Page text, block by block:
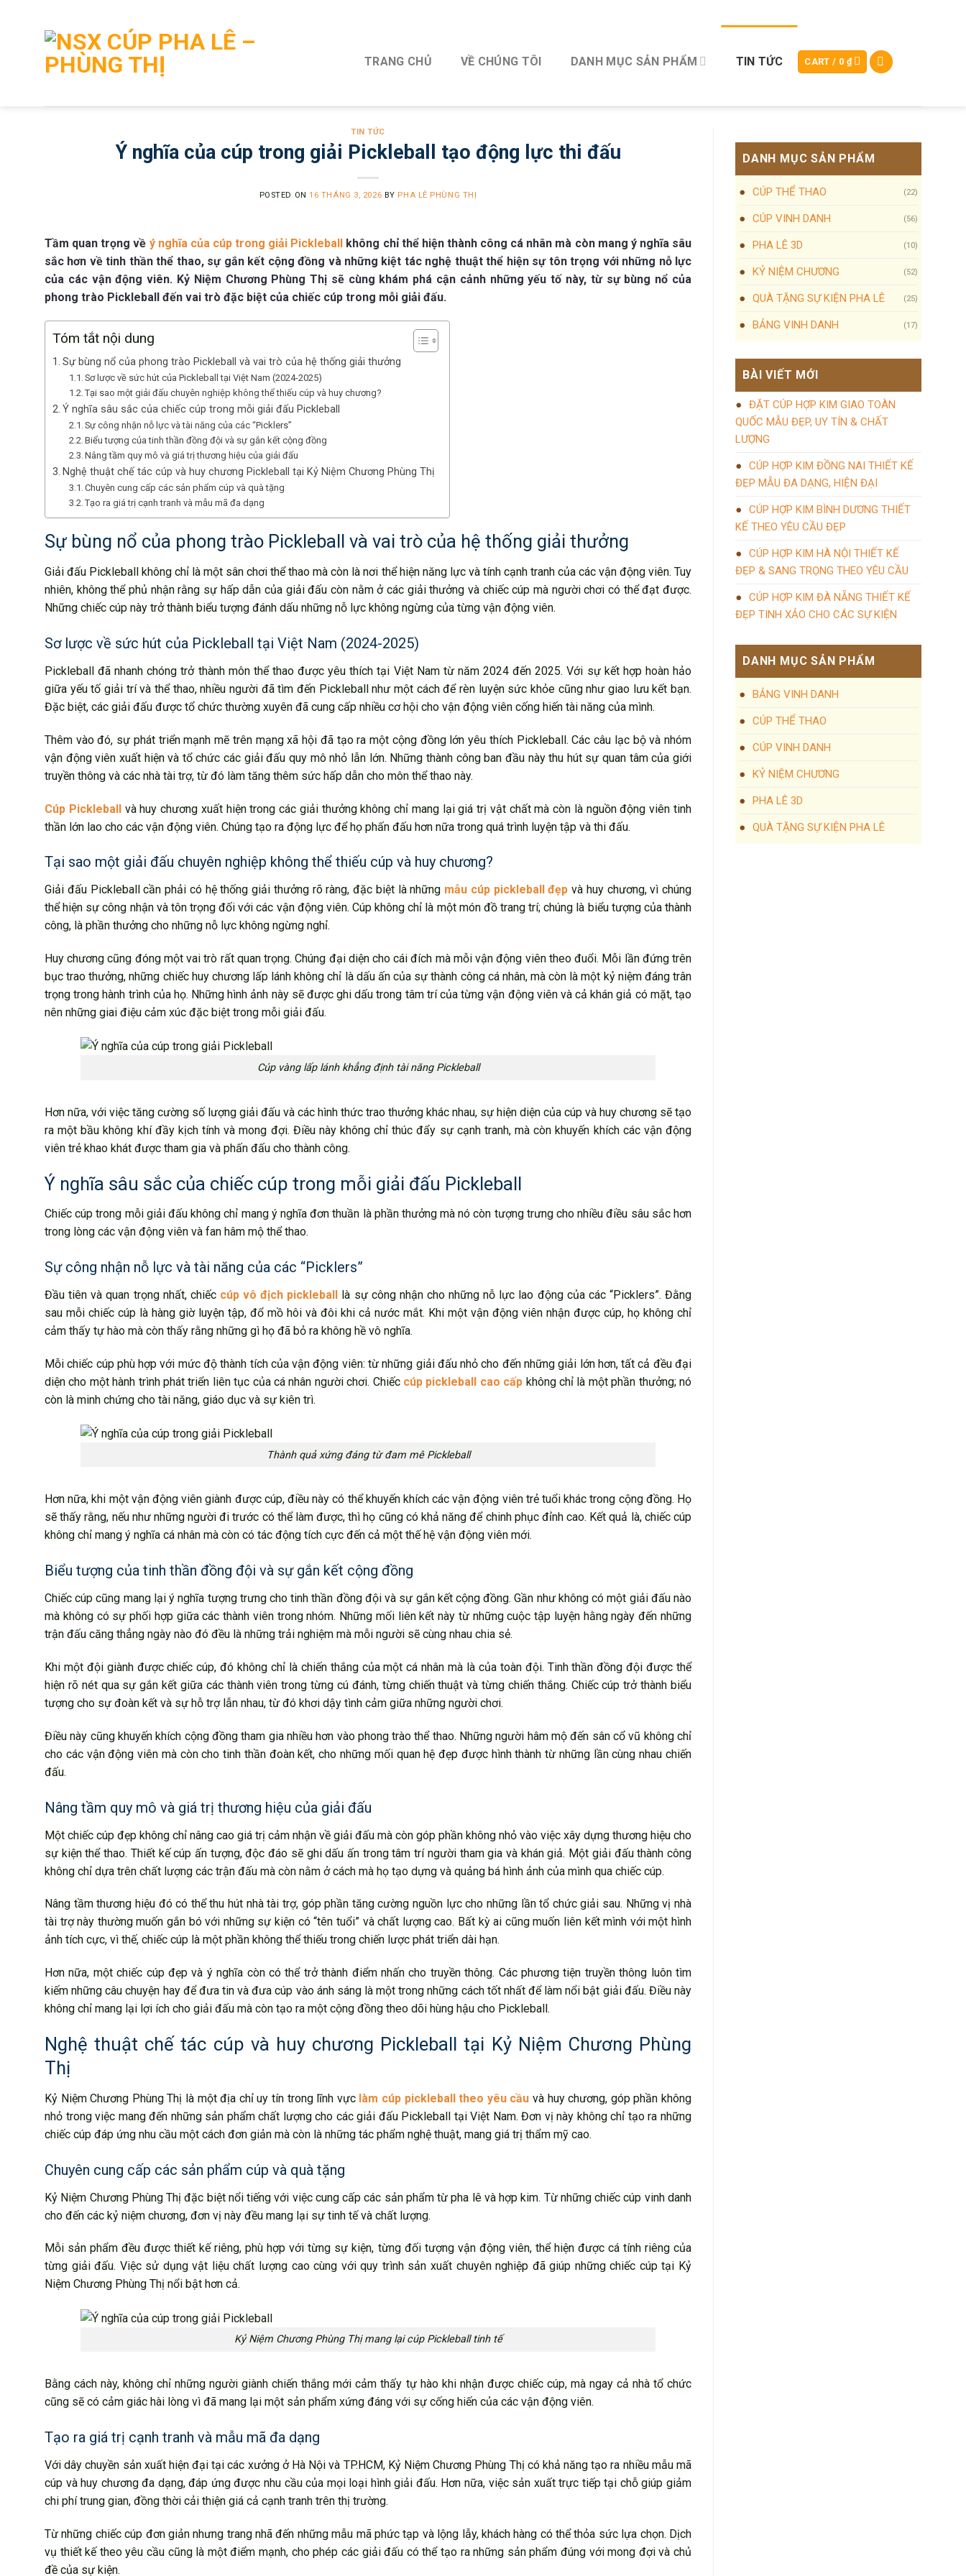
TRANG CHỦ
VỀ CHÚNG TÔI DANH MỤC SẢN PHẨM TIN TỨC CART / 0 ₫
TIN TỨC
Ý nghĩa của cúp trong giải Pickleball tạo động lực thi đấu
POSTED ON 16 THÁNG 3, 2026 BY PHA LÊ PHÙNG THỊ
Tầm quan trọng về ý nghĩa của cúp trong giải Pickleball không chỉ thể hiện thành công cá nhân mà còn mang ý nghĩa sâu
sắc hơn về tinh thần thể thao, sự gắn kết cộng đồng và những kiệt tác nghệ thuật thể hiện sự tôn trọng với những nỗ lực
của các vận động viên. Kỷ Niệm Chương Phùng Thị sẽ cùng khám phá cận cảnh những yếu tố này, từ sự bùng nổ của
phong trào Pickleball đến vai trò đặc biệt của chiếc cúp trong mỗi giải đấu.
Tóm tắt nội dung
Sự bùng nổ của phong trào Pickleball và vai trò của hệ thống giải thưởng
Sơ lược về sức hút của Pickleball tại Việt Nam (2024-2025)
Tại sao một giải đấu chuyên nghiệp không thể thiếu cúp và huy chương?
Ý nghĩa sâu sắc của chiếc cúp trong mỗi giải đấu Pickleball
Sự công nhận nỗ lực và tài năng của các “Picklers”
Biểu tượng của tinh thần đồng đội và sự gắn kết cộng đồng
Nâng tầm quy mô và giá trị thương hiệu của giải đấu
Nghệ thuật chế tác cúp và huy chương Pickleball tại Kỷ Niệm Chương Phùng Thị
Chuyên cung cấp các sản phẩm cúp và quà tặng
Tạo ra giá trị cạnh tranh và mẫu mã đa dạng
Sự bùng nổ của phong trào Pickleball và vai trò của hệ thống giải thưởng
Giải đấu Pickleball không chỉ là một sân chơi thể thao mà còn là nơi thể hiện năng lực và tính cạnh tranh của các vận động viên. Tuy
nhiên, không thể phủ nhận rằng sự hấp dẫn của giải đấu còn nằm ở các giải thưởng và chiếc cúp mà người chơi có thể đạt được.
Những chiếc cúp này trở thành biểu tượng đánh dấu những nỗ lực không ngừng của từng vận động viên.
Sơ lược về sức hút của Pickleball tại Việt Nam (2024-2025)
Pickleball đã nhanh chóng trở thành môn thể thao được yêu thích tại Việt Nam từ năm 2024 đến 2025. Với sự kết hợp hoàn hảo
giữa yếu tố giải trí và thể thao, nhiều người đã tìm đến Pickleball như một cách để rèn luyện sức khỏe cũng như giao lưu kết bạn.
Đặc biệt, các giải đấu được tổ chức thường xuyên đã cung cấp nhiều cơ hội cho vận động viên cống hiến tài năng của mình.
Thêm vào đó, sự phát triển mạnh mẽ trên mạng xã hội đã tạo ra một cộng đồng lớn yêu thích Pickleball. Các câu lạc bộ và nhóm
vận động viên xuất hiện và tổ chức các giải đấu quy mô nhỏ lẫn lớn. Những thành công ban đầu này thu hút sự quan tâm của giới
truyền thông và các nhà tài trợ, từ đó làm tăng thêm sức hấp dẫn cho môn thể thao này.
Cúp Pickleballvà huy chương xuất hiện trong các giải thưởng không chỉ mang lại giá trị vật chất mà còn là nguồn động viên tinh
thần lớn lao cho các vận động viên. Chúng tạo ra động lực để họ phấn đấu hơn nữa trong quá trình luyện tập và thi đấu.
Tại sao một giải đấu chuyên nghiệp không thể thiếu cúp và huy chương?
Giải đấu Pickleball cần phải có hệ thống giải thưởng rõ ràng, đặc biệt là những mẫu cúp pickleball đẹp và huy chương, vì chúng
thể hiện sự công nhận và tôn trọng đối với các vận động viên. Cúp không chỉ là một món đồ trang trí; chúng là biểu tượng của thành
công, là phần thưởng cho những nỗ lực không ngừng nghỉ.
Huy chương cũng đóng một vai trò rất quan trọng. Chúng đại diện cho cái đích mà mỗi vận động viên theo đuổi. Mỗi lần đứng trên
bục trao thưởng, những chiếc huy chương lấp lánh không chỉ là dấu ấn của sự thành công cá nhân, mà còn là một kỷ niệm đáng trân
trọng trong hành trình của họ. Những hình ảnh này sẽ được ghi dấu trong tâm trí của từng vận động viên và cả khán giả có mặt, tạo
nên những giai điệu cảm xúc đặc biệt trong mỗi giải đấu.
Cúp vàng lấp lánh khẳng định tài năng Pickleball
Hơn nữa, với việc tăng cường số lượng giải đấu và các hình thức trao thưởng khác nhau, sự hiện diện của cúp và huy chương sẽ tạo
ra một bầu không khí đầy kịch tính và mong đợi. Điều này không chỉ thúc đẩy sự cạnh tranh, mà còn khuyến khích các vận động
viên trẻ khao khát được tham gia và phấn đấu cho thành công.
Ý nghĩa sâu sắc của chiếc cúp trong mỗi giải đấu Pickleball
Chiếc cúp trong mỗi giải đấu không chỉ mang ý nghĩa đơn thuần là phần thưởng mà nó còn tượng trưng cho nhiều điều sâu sắc hơn
trong lòng các vận động viên và fan hâm mộ thể thao.
Sự công nhận nỗ lực và tài năng của các “Picklers”
Đầu tiên và quan trọng nhất, chiếc cúp vô địch pickleball là sự công nhận cho những nỗ lực lao động của các “Picklers”. Đằng
sau mỗi chiếc cúp là hàng giờ luyện tập, đổ mồ hôi và đôi khi cả nước mắt. Khi một vận động viên nhận được cúp, họ không chỉ
cảm thấy tự hào mà còn thấy rằng những gì họ đã bỏ ra không hề vô nghĩa.
Mỗi chiếc cúp phù hợp với mức độ thành tích của vận động viên: từ những giải đấu nhỏ cho đến những giải lớn hơn, tất cả đều đại
diện cho một hành trình phát triển liên tục của cá nhân người chơi. Chiếc cúp pickleball cao cấp không chỉ là một phần thưởng; nó
còn là minh chứng cho tài năng, giáo dục và sự kiên trì.
Thành quả xứng đáng từ đam mê Pickleball
Hơn nữa, khi một vận động viên giành được cúp, điều này có thể khuyến khích các vận động viên trẻ tuổi khác trong cộng đồng. Họ
sẽ thấy rằng, nếu như những người đi trước có thể làm được, thì họ cũng có khả năng để chinh phục đỉnh cao. Kết quả là, chiếc cúp
không chỉ mang ý nghĩa cá nhân mà còn có tác động tích cực đến cả một thế hệ vận động viên mới.
Biểu tượng của tinh thần đồng đội và sự gắn kết cộng đồng
Chiếc cúp cũng mang lại ý nghĩa tượng trưng cho tinh thần đồng đội và sự gắn kết cộng đồng. Gần như không có một giải đấu nào
mà không có sự phối hợp giữa các thành viên trong nhóm. Những mối liên kết này từ những cuộc tập luyện hằng ngày đến những
trận đấu căng thẳng ngày nào đó đều là những trải nghiệm mà mỗi người sẽ cùng nhau chia sẻ.
Khi một đội giành được chiếc cúp, đó không chỉ là chiến thắng của một cá nhân mà là của toàn đội. Tinh thần đồng đội được thể
hiện rõ nét qua sự gắn kết giữa các thành viên trong từng cú đánh, từng chiến thuật và từng chiến thắng. Chiếc cúp trở thành biểu
tượng cho sự đoàn kết và sự hỗ trợ lẫn nhau, từ đó khơi dậy tình cảm giữa những người chơi.
Điều này cũng khuyến khích cộng đồng tham gia nhiều hơn vào phong trào thể thao. Những người hâm mộ đến sân cổ vũ không chỉ
cho các vận động viên mà còn cho tinh thần đoàn kết, cho những mối quan hệ đẹp được hình thành từ những lần cùng nhau chiến
đấu.
Nâng tầm quy mô và giá trị thương hiệu của giải đấu
Một chiếc cúp đẹp không chỉ nâng cao giá trị cảm nhận về giải đấu mà còn góp phần không nhỏ vào việc xây dựng thương hiệu cho
sự kiện thể thao. Thiết kế cúp ấn tượng, độc đáo sẽ ghi dấu ấn trong tâm trí người tham gia và khán giả. Một giải đấu thành công
không chỉ dựa trên chất lượng các trận đấu mà còn nằm ở cách mà họ tạo dựng và quảng bá hình ảnh của mình qua chiếc cúp.
Nâng tầm thương hiệu đó có thể thu hút nhà tài trợ, góp phần tăng cường nguồn lực cho những lần tổ chức giải sau. Những vị nhà
tài trợ này thường muốn gắn bó với những sự kiện có “tên tuổi” và chất lượng cao. Bất kỳ ai cũng muốn liên kết mình với một hình
ảnh tích cực, vì thế, chiếc cúp là một phần không thể thiếu trong chiến lược phát triển dài hạn.
Hơn nữa, một chiếc cúp đẹp và ý nghĩa còn có thể trở thành điểm nhấn cho truyền thông. Các phương tiện truyền thông luôn tìm
kiếm những câu chuyện hay để đưa tin và đưa cúp vào ánh sáng là một trong những cách tốt nhất để làm nổi bật giải đấu. Điều này
không chỉ mang lại lợi ích cho giải đấu mà còn tạo ra một cộng đồng theo dõi hùng hậu cho Pickleball.
Nghệ thuật chế tác cúp và huy chương Pickleball tại Kỷ Niệm Chương Phùng
Thị
Kỷ Niệm Chương Phùng Thị là một địa chỉ uy tín trong lĩnh vực làm cúp pickleball theo yêu cầu và huy chương, góp phần không
nhỏ trong việc mang đến những sản phẩm chất lượng cho các giải đấu Pickleball tại Việt Nam. Đơn vị này không chỉ tạo ra những
chiếc cúp đáp ứng nhu cầu một cách đơn giản mà còn là những tác phẩm nghệ thuật, mang giá trị thẩm mỹ cao.
Chuyên cung cấp các sản phẩm cúp và quà tặng
Kỷ Niệm Chương Phùng Thị đặc biệt nổi tiếng với việc cung cấp các sản phẩm từ pha lê và hợp kim. Từ những chiếc cúp vinh danh
cho đến các kỷ niệm chương, đơn vị này đều mang lại sự tinh tế và chất lượng.
Mỗi sản phẩm đều được thiết kế riêng, phù hợp với từng sự kiện, từng đối tượng vận động viên, thể hiện được cá tính riêng của
từng giải đấu. Việc sử dụng vật liệu chất lượng cao cùng với quy trình sản xuất chuyên nghiệp đã giúp những chiếc cúp tại Kỷ
Niệm Chương Phùng Thị nổi bật hơn cả.
Kỷ Niệm Chương Phùng Thị mang lại cúp Pickleball tinh tế
Bằng cách này, không chỉ những người giành chiến thắng mới cảm thấy tự hào khi nhận được chiếc cúp, mà ngay cả nhà tổ chức
cũng sẽ có cảm giác hài lòng vì đã mang lại một sản phẩm xứng đáng với sự cống hiến của các vận động viên.
Tạo ra giá trị cạnh tranh và mẫu mã đa dạng
Với dây chuyền sản xuất hiện đại tại các xưởng ở Hà Nội và TP.HCM, Kỷ Niệm Chương Phùng Thị có khả năng tạo ra nhiều mẫu mã
cúp và huy chương đa dạng, đáp ứng được nhu cầu của mọi loại hình giải đấu. Hơn nữa, việc sản xuất trực tiếp tại chỗ giúp giảm
chi phí trung gian, đồng thời cải thiện giá cả cạnh tranh trên thị trường.
Từ những chiếc cúp đơn giản nhưng trang nhã đến những mẫu mã phức tạp và lộng lẫy, khách hàng có thể thỏa sức lựa chọn. Dịch
vụ thiết kế theo yêu cầu cũng là một điểm mạnh, cho phép các giải đấu có thể tạo ra những sản phẩm đúng với mong đợi và chủ
đề của sự kiện.
DANH MỤC SẢN PHẨM
CÚP THỂ THAO (22)
CÚP VINH DANH (56)
PHA LÊ 3D (10)
KỶ NIỆM CHƯƠNG (52)
QUÀ TẶNG SỰ KIỆN PHA LÊ (25)
BẢNG VINH DANH (17)
BÀI VIẾT MỚI
ĐẶT CÚP HỢP KIM GIAO TOÀN
QUỐC MẪU ĐẸP, UY TÍN & CHẤT
LƯỢNG
CÚP HỢP KIM ĐỒNG NAI THIẾT KẾ
ĐẸP MẪU ĐA DẠNG, HIỆN ĐẠI
CÚP HỢP KIM BÌNH DƯƠNG THIẾT
KẾ THEO YÊU CẦU ĐẸP
CÚP HỢP KIM HÀ NỘI THIẾT KẾ
ĐẸP & SANG TRỌNG THEO YÊU CẦU
CÚP HỢP KIM ĐÀ NẴNG THIẾT KẾ
ĐẸP TINH XẢO CHO CÁC SỰ KIỆN
DANH MỤC SẢN PHẨM
BẢNG VINH DANH
CÚP THỂ THAO
CÚP VINH DANH
KỶ NIỆM CHƯƠNG
PHA LÊ 3D
QUÀ TẶNG SỰ KIỆN PHA LÊ